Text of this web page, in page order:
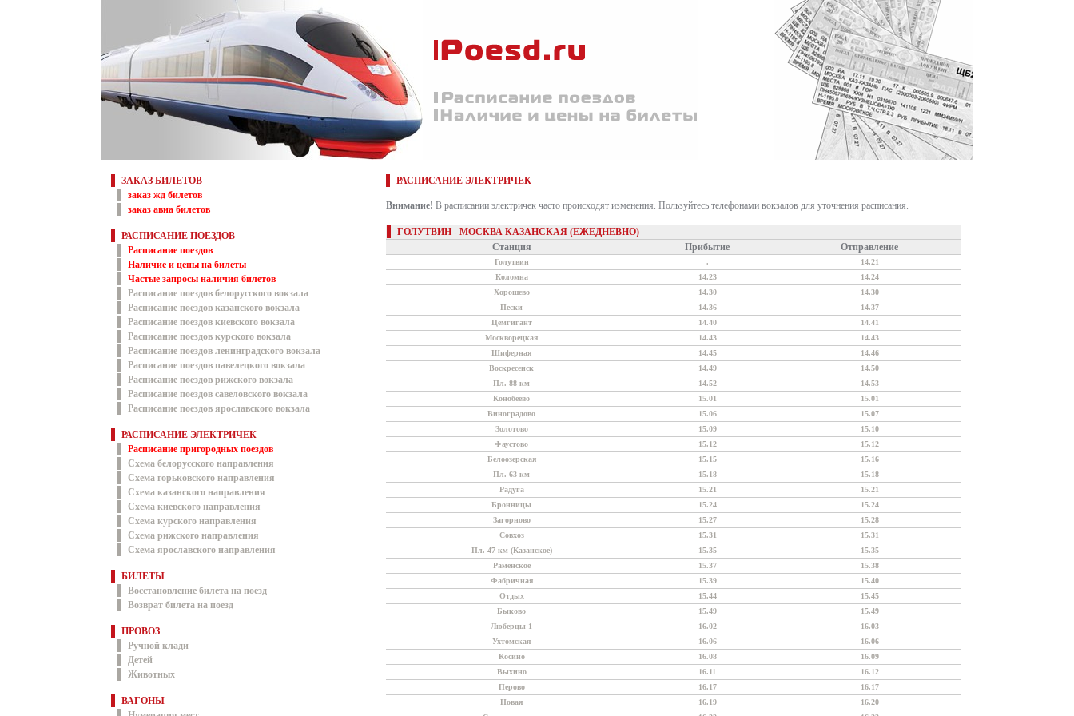
ЗАКАЗ БИЛЕТОВ
заказ жд билетов
заказ авиа билетов
РАСПИСАНИЕ ПОЕЗДОВ
Расписание поездов
Наличие и цены на билеты
Частые запросы наличия билетов
Расписание поездов белорусского вокзала
Расписание поездов казанского вокзала
Расписание поездов киевского вокзала
Расписание поездов курского вокзала
Расписание поездов ленинградского вокзала
Расписание поездов павелецкого вокзала
Расписание поездов рижского вокзала
Расписание поездов савеловского вокзала
Расписание поездов ярославского вокзала
РАСПИСАНИЕ ЭЛЕКТРИЧЕК
Расписание пригородных поездов
Схема белорусского направления
Схема горьковского направления
Схема казанского направления
Схема киевского направления
Схема курского направления
Схема рижского направления
Схема ярославского направления
БИЛЕТЫ
Восстановление билета на поезд
Возврат билета на поезд
ПРОВОЗ
Ручной клади
Детей
Животных
ВАГОНЫ
РАСПИСАНИЕ ЭЛЕКТРИЧЕК
Внимание! В расписании электричек часто происходят изменения. Пользуйтесь телефонами вокзалов для уточнения расписания.
ГОЛУТВИН - МОСКВА КАЗАНСКАЯ (ЕЖЕДНЕВНО)
Станция
Прибытие Отправление
Голутвин .
14.21
Коломна
14.23
14.24
Хорошево
14.30
14.30
Пески
14.36
14.37
Цемгигант
14.40
14.41
Москворецкая
14.43
14.43
Шиферная
14.45
14.46
Воскресенск
14.49
14.50
Пл. 88 км
14.52
14.53
Конобеево
15.01
15.01
Виноградово
15.06
15.07
Золотово
15.09
15.10
Фаустово
15.12
15.12
Белоозерская
15.15
15.16
Пл. 63 км
15.18
15.18
Радуга
15.21
15.21
Бронницы
15.24
15.24
Загорново
15.27
15.28
Совхоз
15.31
15.31
Пл. 47 км (Казанское)
15.35
15.35
Раменское
15.37
15.38
Фабричная
15.39
15.40
Отдых
15.44
15.45
Быково
15.49
15.49
Люберцы-1
16.02
16.03
Ухтомская
16.06
16.06
Косино
16.08
16.09
Выхино
16.11
16.12
Перово
16.17
16.17
Новая
16.19
16.20